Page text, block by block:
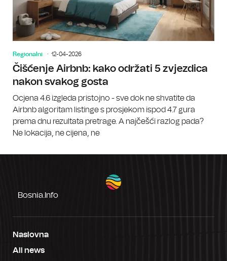
Regionalni 12-04-2026
Čišćenje Airbnb: kako održati 5 zvjezdica
nakon svakog gosta
Ocjena 4.6 izgleda pristojno - sve dok ne shvatite da
Airbnb algoritam listinge s prosjekom ispod 4.7 gura
prema dnu rezultata pretrage. A najčešći razlog pada?
Ne lokacija, ne cijena, ne
Bosnia.info
Naslovna
All news